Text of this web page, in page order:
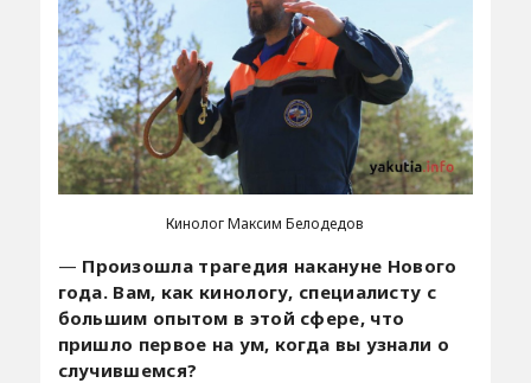
Кинолог Максим Белодедов
— Произошла трагедия накануне Нового
года. Вам, как кинологу, специалисту с
большим опытом в этой сфере, что
пришло первое на ум, когда вы узнали о
случившемся?